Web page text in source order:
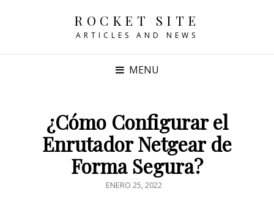
ROCKET SITE
ARTICLES AND NEWS
MENU
¿Cómo Configurar el
Enrutador Netgear de
Forma Segura?
POSTED
ENERO 25, 2022